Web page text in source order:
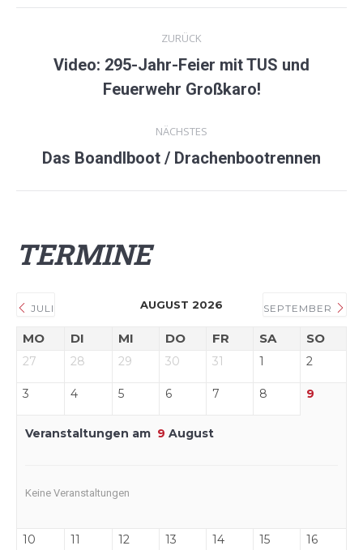
Kommentarnavigation
ZURÜCK
Vorheriger
Beitrag:
Video: 295-Jahr-Feier mit TUS und
Feuerwehr Großkaro!
NÄCHSTES
Nächster
Das Boandlboot / Drachenbootrennen
TERMINE
JULI AUGUST 2026 SEPTEMBER
MO DI MI DO FR SA SO
27 28 29 30 31 1 2
3 4 5 6 7 8 9
Veranstaltungen am 9 August
Keine Veranstaltungen
10 11 12 13 14 15 16